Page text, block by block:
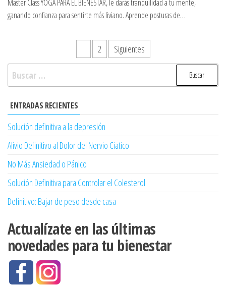
Master Class YOGA PARA EL BIENESTAR, le darás tranquilidad a tu mente,
ganando confianza para sentirte más liviano. Aprende posturas de…
de
entradas
2
Siguientes
Buscar:
ENTRADAS RECIENTES
Solución definitiva a la depresión
Alivio Definitivo al Dolor del Nervio Ciatico
No Más Ansiedad o Pánico
Solución Definitiva para Controlar el Colesterol
Definitivo: Bajar de peso desde casa
Actualízate en las últimas
novedades para tu bienestar